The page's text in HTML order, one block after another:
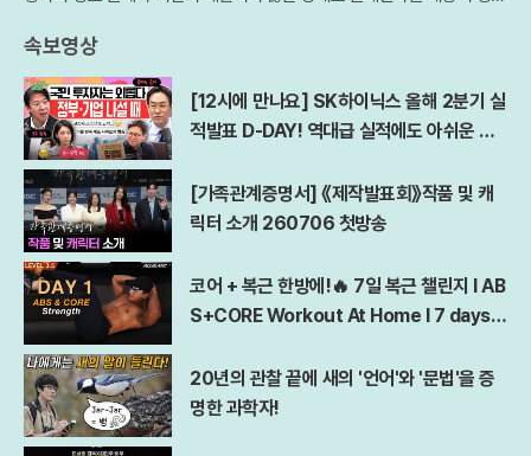
번도 외국 영토가 된 적이 없다는 의미인 '고유 영토'라는 표현을 사용해 주
표 역시 독도를 자국 영역으로 편입시키려는 의도를 노골적으로 담고 있
다. 경계 및 감시 구역을 표시한 지도에서는 독도 주변에 파란색 실선을 그
어 자국 영해임을 강조했고, 방공식별구역 지도에서도 한국의 관할 구역
내에 있는 독도를 일본식 명칭으로 표기했다. 국가 안보의 미래를 전망하
는 공식 보고서에 이러한 허위 주장을 지속적으로 담는 것은 우리 영토 주
권에 대한 명백한 도전이자 동북아 평화를 저해하는 행위로 풀이된다.영토
도발을 감행하면서도 일본은 한국을 안보 협력의 필수적인 파트너로 규정
하는 이중적인 태도를 보였다. 방위백서는 한국을 국제사회의 여러 과제에
함께 대응해야 할 중요한 이웃 나라로 명시하며, 북핵 문제와 해양 안보 등
엄중해진 안보 환경 속에서 양국 간 협력이 더욱 중요해졌다고 평가했다.
특히 한미일 3국 공조가 인도·태평양 지역의 안정에 핵심적이라는 점을 강
조하며, 한국의 협력 순위를 호주와 인도 등에 이어 네 번째 비중으로 다루
었다.정치·외교적 갈등이 지속되는 상황과는 대조적으로 양국 국민 사이의
민간 호감도는 역대 최고 수준으로 치솟아 눈길을 끈다. 동아시아연구원과
일본국제문화회관이 발표한 조사 결과에 따르면, 한국인의 일본에 대한 호
속보영상
[12시에 만나요] SK하이닉스 올해 2분기 실
적발표 D-DAY! 역대급 실적에도 아쉬운 점
년 7월 29일 수요일
[가족관계증명서] 《제작발표회》작품 및 캐
릭터 소개 260706 첫방송
코어 + 복근 한방에!🔥 7일 복근 챌린지 l AB
S+CORE Workout At Home l 7 days A
20년의 관찰 끝에 새의 '언어'와 '문법'을 증
명한 과학자!